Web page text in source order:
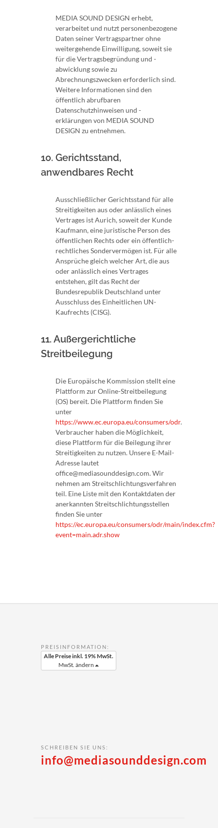
MEDIA SOUND DESIGN erhebt,
verarbeitet und nutzt personenbezogene
Daten seiner Vertragspartner ohne
weitergehende Einwilligung, soweit sie
für die Vertragsbegründung und -
abwicklung sowie zu
Abrechnungszwecken erforderlich sind.
Weitere Informationen sind den
öffentlich abrufbaren
Datenschutzhinweisen und -
erklärungen von MEDIA SOUND
DESIGN zu entnehmen.
10. Gerichtsstand,
anwendbares Recht
Ausschließlicher Gerichtsstand für alle
Streitigkeiten aus oder anlässlich eines
Vertrages ist Aurich, soweit der Kunde
Kaufmann, eine juristische Person des
öffentlichen Rechts oder ein öffentlich-
rechtliches Sondervermögen ist. Für alle
Ansprüche gleich welcher Art, die aus
oder anlässlich eines Vertrages
entstehen, gilt das Recht der
Bundesrepublik Deutschland unter
Ausschluss des Einheitlichen UN-
Kaufrechts (CISG).
11. Außergerichtliche
Streitbeilegung
Die Europäische Kommission stellt eine
Plattform zur Online-Streitbeilegung
(OS) bereit. Die Plattform finden Sie
unter
https://www.ec.europa.eu/consumers/odr.
Verbraucher haben die Möglichkeit,
diese Plattform für die Beilegung ihrer
Streitigkeiten zu nutzen. Unsere E-Mail-
Adresse lautet
office@mediasounddesign.com. Wir
nehmen am Streitschlichtungsverfahren
teil. Eine Liste mit den Kontaktdaten der
anerkannten Streitschlichtungsstellen
finden Sie unter
https://ec.europa.eu/consumers/odr/main/index.cfm?
event=main.adr.show
PREISINFORMATION:
Alle Preise inkl. 19% MwSt.
MwSt. ändern
SCHREIBEN SIE UNS:
info@mediasounddesign.com